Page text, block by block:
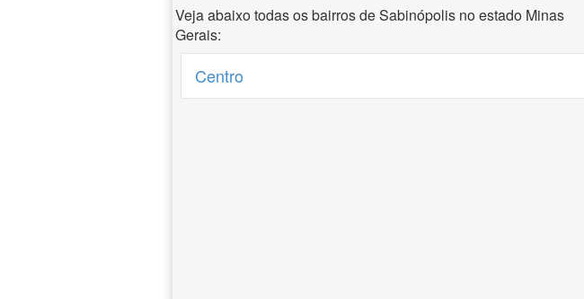
Veja abaixo todas os bairros de Sabinópolis no estado Minas
Gerais:
Centro